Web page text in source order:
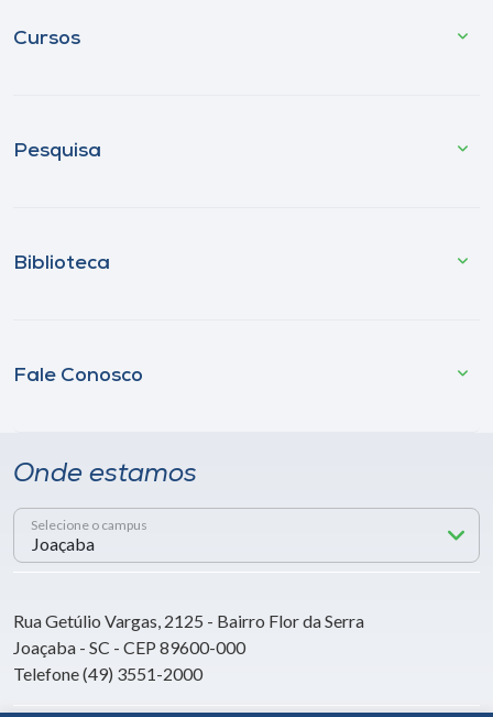
Cursos
Pesquisa
Biblioteca
Fale Conosco
Onde estamos
Selecione o campus
Rua Getúlio Vargas, 2125 - Bairro Flor da Serra
Joaçaba - SC - CEP 89600-000
Telefone (49) 3551-2000